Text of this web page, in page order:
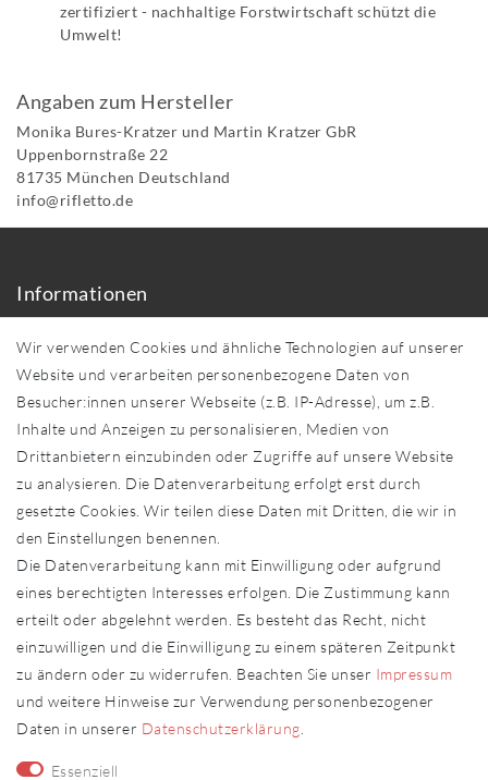
zertifiziert - nachhaltige Forstwirtschaft schützt die
Umwelt!
Angaben zum Hersteller
Monika Bures-Kratzer und Martin Kratzer GbR
Uppenbornstraße 22
81735 München Deutschland
info@rifletto.de
Informationen
Händler in Ihrer Nähe
Sonderanfertigungen
Zahlung und Versand
Shop-Service
Widerrufs­recht
Widerrufs­formular
Impressum
Daten­schutz­erklärung
AGB
Kontakt
Vertrag widerrufen Kontakt
Fachhändler
Wir verwenden Cookies und ähnliche Technologien auf unserer
Website und verarbeiten personenbezogene Daten von
Besucher:innen unserer Webseite (z.B. IP-Adresse), um z.B.
Inhalte und Anzeigen zu personalisieren, Medien von
Drittanbietern einzubinden oder Zugriffe auf unsere Website
zu analysieren. Die Datenverarbeitung erfolgt erst durch
gesetzte Cookies. Wir teilen diese Daten mit Dritten, die wir in
den Einstellungen benennen.
Die Datenverarbeitung kann mit Einwilligung oder aufgrund
eines berechtigten Interesses erfolgen. Die Zustimmung kann
erteilt oder abgelehnt werden. Es besteht das Recht, nicht
einzuwilligen und die Einwilligung zu einem späteren Zeitpunkt
zu ändern oder zu widerrufen. Beachten Sie unser Impressum
und weitere Hinweise zur Verwendung personenbezogener
Daten in unserer Daten­schutz­erklärung
Essenziell